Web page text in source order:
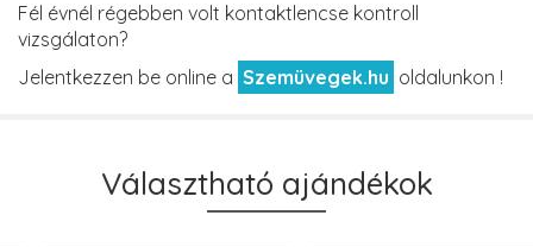
Fél évnél régebben volt kontaktlencse kontroll
vizsgálaton?
Jelentkezzen be online a Szemüvegek.hu oldalunkon !
Választható ajándékok